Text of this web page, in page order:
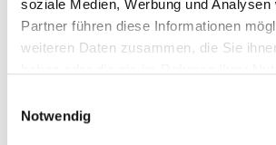
soziale Medien, Werbung und Analysen
Partner führen diese Informationen
weiteren Daten zusammen, die Sie
Notwendig
ÄHNLICHE